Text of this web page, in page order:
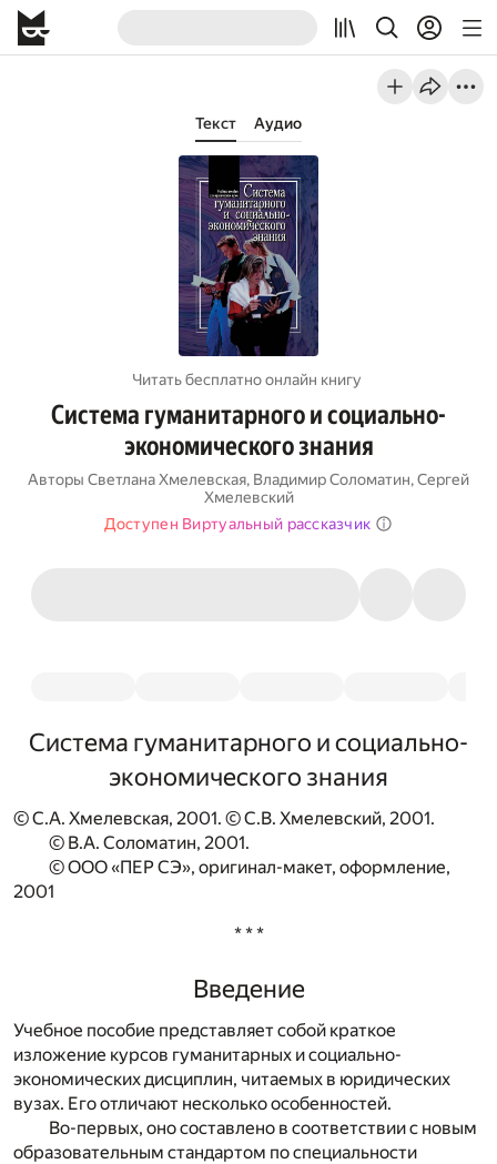
Текст Аудио
Читать бесплатно онлайн книгу
Система гуманитарного и социально-
экономического знания
Авторы Светлана Хмелевская, Владимир Соломатин,Сергей
Хмелевский
Доступен Виртуальный рассказчик
Система гуманитарного и социально-
экономического знания
© С.А. Хмелевская, 2001. © С.В. Хмелевский, 2001.
© В.А. Соломатин, 2001.
© ООО «ПЕР СЭ», оригинал-макет, оформление,
2001
* * *
Введение
Учебное пособие представляет собой краткое
изложение курсов гуманитарных и социально-
экономических дисциплин, читаемых в юридических
вузах. Его отличают несколько особенностей.
Во-первых, оно составлено в соответствии с новым
образовательным стандартом по специальности